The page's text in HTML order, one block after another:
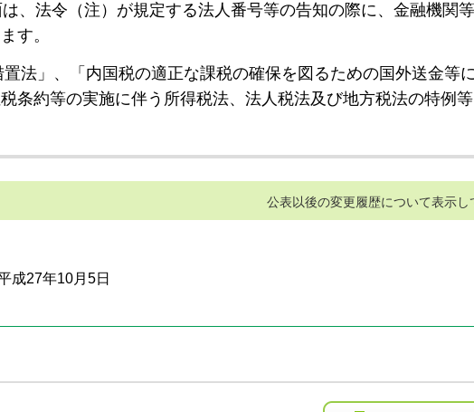
、法令（注）が規定する法人番号等の告知の際に、金融機関
す。
置法」、「内国税の適正な課税の確保を図るための国外送金等
条約等の実施に伴う所得税法、法人税法及び地方税法の特例
公表以後の変更履歴について表示し
成27年10月5日